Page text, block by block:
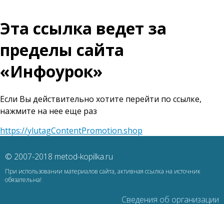
Эта ссылка ведет за
пределы сайта
«Инфоурок»
Если Вы действительно хотите перейти по ссылке,
нажмите на нее еще раз
https://ylutagContentPromotion.shop
© 2007-2018 metod-kopilka.ru
При использовании материалов сайта, активная ссылка на источник
обязательна!
Сведения об организации